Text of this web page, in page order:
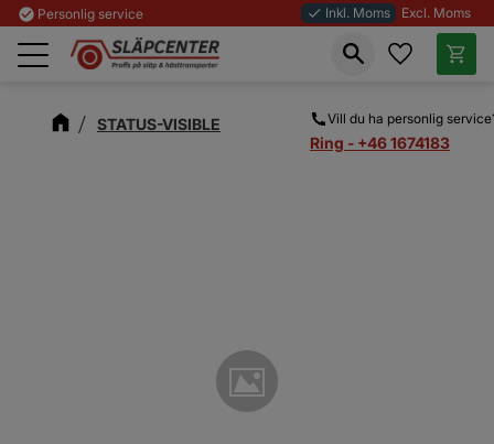
Meny
check_circle Personlig service done Inkl. Moms Excl. Moms
Vill du ha personlig
Ring - +46 1674183
Favoriter
STATUS-VISIBLE